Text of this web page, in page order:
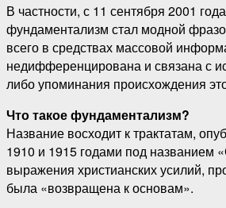
В частности, с 11 сентября 2001
фундаментализм стал модной
всего в средствах массовой
недифференцирована и связана с
либо упоминания происхождения
Что такое фундаментализм?
Название восходит к трактатам,
1910 и 1915 годами под названием
выражения христианских усилий,
была «возвращена к основам».